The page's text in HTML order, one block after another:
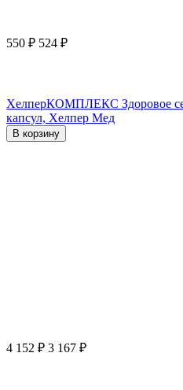
550 ₽ 524 ₽
ХелперКОМПЛЕКС Здоровое
капсул, Хелпер Мед
В корзину
4 152 ₽ 3 167 ₽